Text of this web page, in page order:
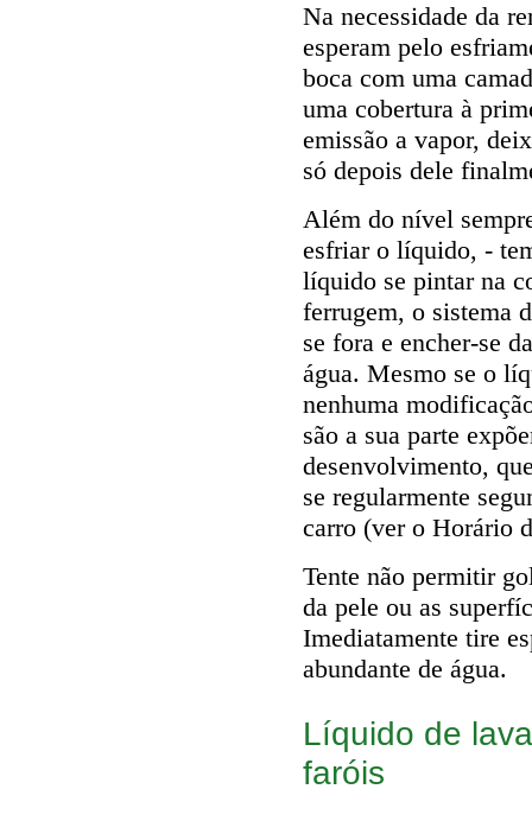
Na necessidade da
esperam pelo
boca com uma
uma cobertura à
emissão a vapor,
só depois dele
Além do nível
esfriar o líquido, -
líquido se pintar na
ferrugem, o sistema
se fora e encher-se
água. Mesmo se o
nenhuma
são a sua parte
desenvolvimento,
se regularmente
carro (ver o Horário
Tente não permitir
da pele ou as
Imediatamente tire
abundante de água.
Líquido de
faróis